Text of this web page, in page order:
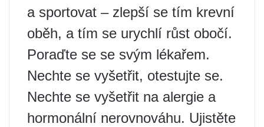
a sportovat – zlepší se tím krevní
oběh, a tím se urychlí růst obočí.
Poraďte se se svým lékařem.
Nechte se vyšetřit, otestujte se.
Nechte se vyšetřit na alergie a
hormonální nerovnováhu. Ujistěte